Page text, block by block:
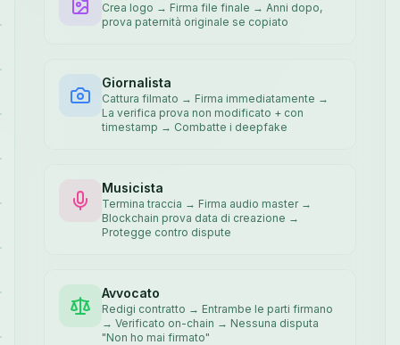
Crea logo → Firma file finale → Anni dopo,
prova paternità originale se copiato
Giornalista
Cattura filmato → Firma immediatamente →
La verifica prova non modificato + con
timestamp → Combatte i deepfake
Musicista
Termina traccia → Firma audio master →
Blockchain prova data di creazione →
Protegge contro dispute
Avvocato
Redigi contratto → Entrambe le parti firmano
→ Verificato on-chain → Nessuna disputa
"Non ho mai firmato"